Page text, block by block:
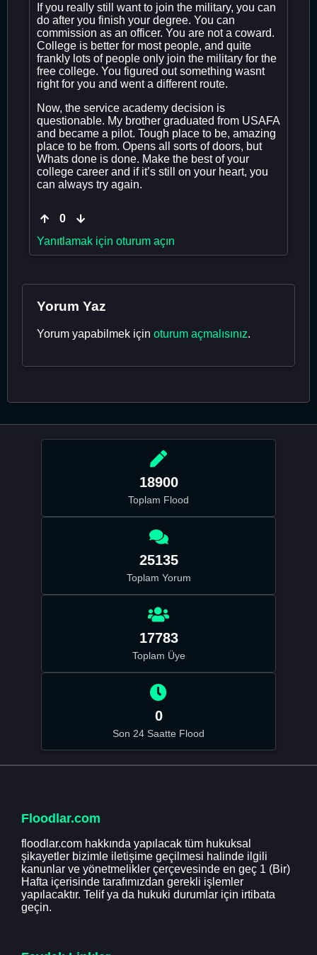
If you really still want to join the military, you can
do after you finish your degree. You can
commission as an officer. You are not a coward.
College is better for most people, and quite
frankly lots of people only join the military for the
free college. You figured out something wasnt
right for you and went a different route.
Now, the service academy decision is
questionable. My brother graduated from USAFA
and became a pilot. Tough place to be, amazing
place to be from. Opens all sorts of doors, but
Whats done is done. Make the best of your
college career and if it’s still on your heart, you
can always try again.
0
Yanıtlamak için oturum açın
Yorum Yaz
Yorum yapabilmek için oturum açmalısınız.
18900
Toplam Flood
25135
Toplam Yorum
17783
Toplam Üye
0
Son 24 Saatte Flood
Floodlar.com
floodlar.com hakkında yapılacak tüm hukuksal
şikayetler bizimle iletişime geçilmesi halinde ilgili
kanunlar ve yönetmelikler çerçevesinde en geç 1 (Bir)
Hafta içerisinde tarafımızdan gerekli işlemler
yapılacaktır. Telif ya da hukuki durumlar için irtibata
geçin.